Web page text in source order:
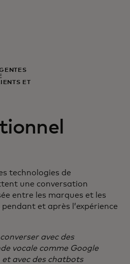
ET
technologies de
une conversation
entre les marques et les
et après l’expérience
avec des
vocale comme Google
avec des chatbots